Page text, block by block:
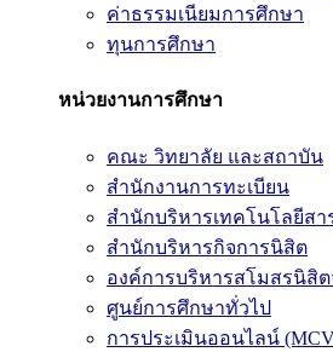
ค่าธรรมเนียมการศึกษา
ทุนการศึกษา
หน่วยงานการศึกษา
คณะ วิทยาลัย และสถาบัน
สำนักงานการทะเบียน
สำนักบริหารเทคโนโลยีสา
สำนักบริหารกิจการนิสิต
องค์การบริหารสโมสรนิสิต
ศูนย์การศึกษาทั่วไป
การประเมินออนไลน์